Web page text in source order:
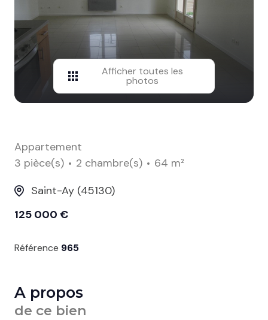
Afficher toutes les
photos
Appartement
3 pièce(s)
2 chambre(s)
64 m²
Saint-Ay (45130)
125 000 €
Référence 965
A propos
de ce bien